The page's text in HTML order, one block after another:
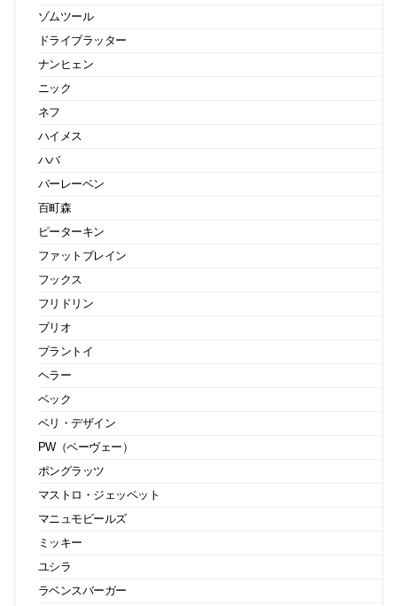
ゾムツール
ドライブラッター
ナンヒェン
ニック
ネフ
ハイメス
ハバ
バーレーベン
百町森
ピーターキン
ファットブレイン
フックス
フリドリン
ブリオ
プラントイ
ヘラー
ベック
ベリ・デザイン
PW（ペーヴェー）
ポングラッツ
マストロ・ジェッペット
マニュモビールズ
ミッキー
ユシラ
ラベンスバーガー